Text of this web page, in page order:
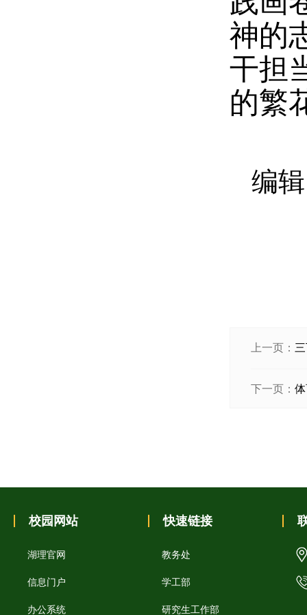
神的
干担
的繁
编
上一页：
下一页：
校园网站
湖理官网
信息门户
办公系统
快速链接
教务处
学工部
研究生工作部